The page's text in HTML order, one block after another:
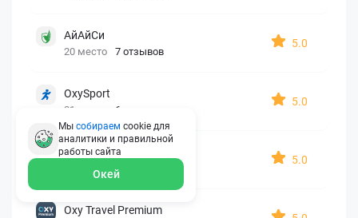
АйАйСи
20 место 7 отзывов
5.0
OxySport
21 место 6 отзывов
5.0
ERGO AXA
22 место 2 отзыва
5.0
Oxy Travel Premium
Мы собираем cookie для
аналитики и правильной
работы сайта
Окей